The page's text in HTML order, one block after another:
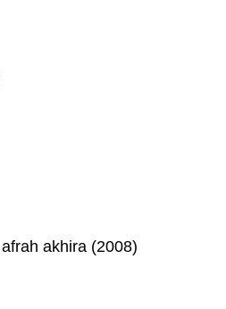
akhira (2008)